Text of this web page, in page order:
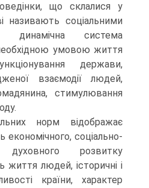
що склалися у
називають соціальними
динамічна система
умовою життя
держави,
взаємодії людей,
стимулювання
норм відображає
економічного, соціально-
духовного розвитку
життя людей, історичні і
країни, характер